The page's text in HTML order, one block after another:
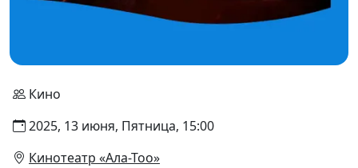
Кино
2025, 13 июня, Пятница, 15:00
Кинотеатр «Ала-Тоо»